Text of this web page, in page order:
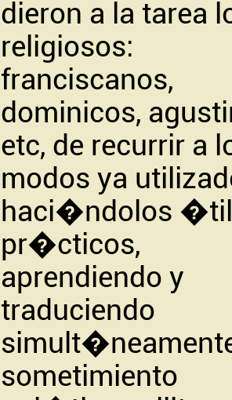
dieron a la tarea
religiosos:
franciscanos,
dominicos,
etc, de recurrir a
modos ya
haci�ndolos
pr�cticos,
aprendiendo y
traduciendo
sometimiento